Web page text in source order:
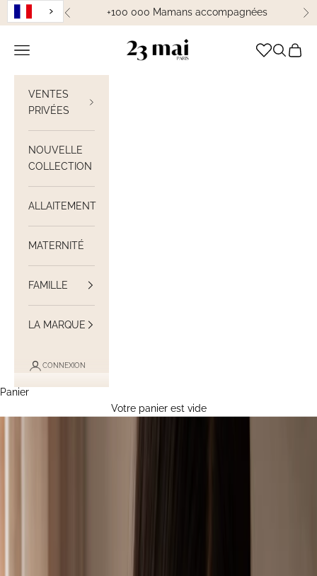
Passer au contenu
Précédent+100 000 Mamans accompagnées
23 Mai Paris
Ouvrir la navigation Ouvrir la
Voir
VENTES
PRIVÉES
NOUVELLE
COLLECTION
ALLAITEMENT
MATERNITÉ
FAMILLE
LA MARQUE
CONNEXION
Panier
Votre panier est vide